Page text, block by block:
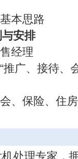
本思路
安排
经理
广、接待、
、保险、住
处理专家，